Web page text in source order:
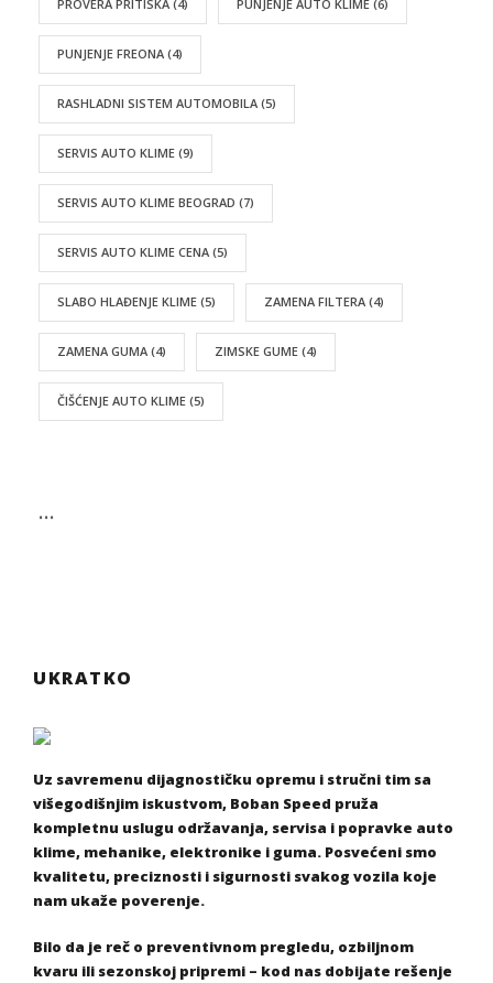
PROVERA PRITISKA (4) PUNJENJE AUTO KLIME (6)
PUNJENJE FREONA (4)
RASHLADNI SISTEM AUTOMOBILA (5)
SERVIS AUTO KLIME (9)
SERVIS AUTO KLIME BEOGRAD (7)
SERVIS AUTO KLIME CENA (5)
SLABO HLAĐENJE KLIME (5) ZAMENA FILTERA (4)
ZAMENA GUMA (4) ZIMSKE GUME (4)
ČIŠĆENJE AUTO KLIME (5)
…
UKRATKO
Uz savremenu dijagnostičku opremu i stručni tim sa
višegodišnjim iskustvom, Boban Speed pruža
kompletnu uslugu održavanja, servisa i popravke auto
klime, mehanike, elektronike i guma. Posvećeni smo
kvalitetu, preciznosti i sigurnosti svakog vozila koje
nam ukaže poverenje.
Bilo da je reč o preventivnom pregledu, ozbiljnom
kvaru ili sezonskoj pripremi – kod nas dobijate rešenje